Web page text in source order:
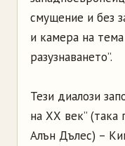
смущение и без
и камера на
разузнаването”.
Тези диалози
на ХХ век” (така
Алън Дълес) –